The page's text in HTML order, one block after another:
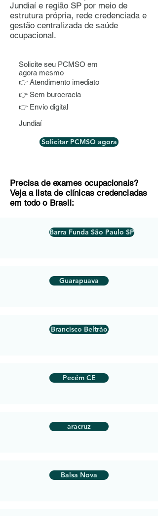
Jundiaí e região SP por meio de
estrutura própria, rede credenciada e
gestão centralizada de saúde
ocupacional.
Solicite seu PCMSO em
agora mesmo
👉 Atendimento imediato
👉 Sem burocracia
👉 Envio digital
Jundiaí
Solicitar PCMSO agora
Precisa de exames ocupacionais?
Veja a lista de clínicas credenciadas
em todo o Brasil:
Barra Funda São Paulo SP
Guarapuava
Brancisco Beltrão
Pecém CE
aracruz
Balsa Nova